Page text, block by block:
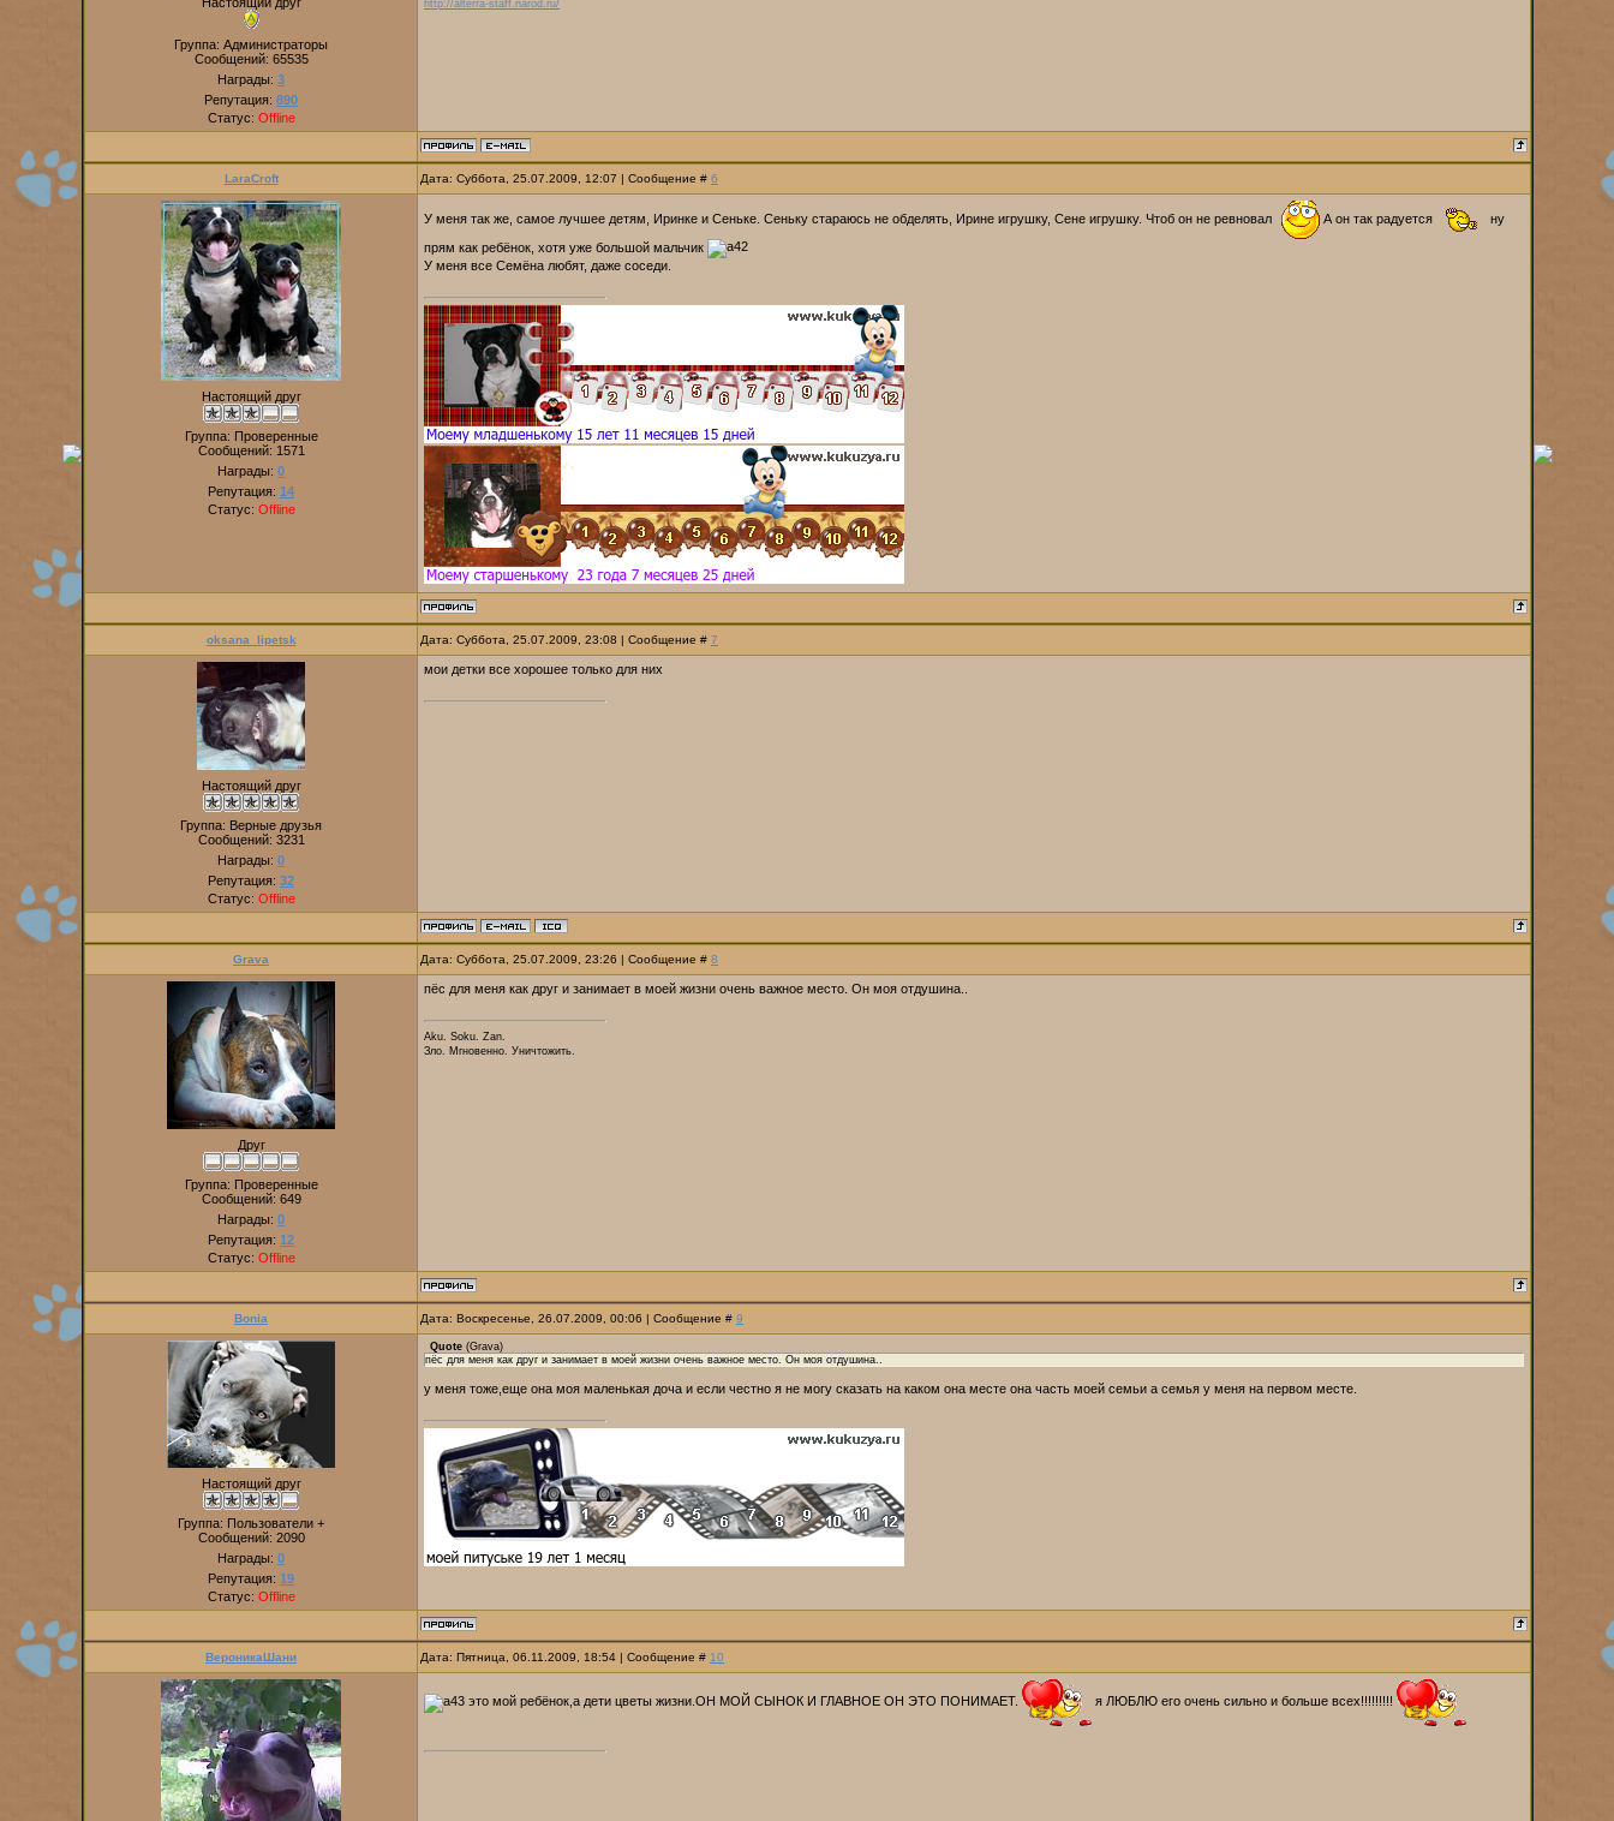
Группа: Администраторы
Сообщений: 65535
Награды: 3
Репутация: 890
Статус: Offline
http://alterra-staff.narod.ru/
LaraCroft Дата: Суббота, 25.07.2009, 12:07 | Сообщение # 6
Настоящий друг
Группа: Проверенные
Сообщений: 1571
Награды: 0
Репутация: 14
Статус: Offline
У меня так же, самое лучшее детям, Иринке и Сеньке. Сеньку стараюсь не обделять, Ирине игрушку, Сене игрушку. Чтоб он не ревновал А он так радуется
ну
прям как ребёнок, хотя уже большой мальчик
У меня все Семёна любят, даже соседи.
oksana_lipetsk Дата: Суббота, 25.07.2009, 23:08 | Сообщение # 7
Настоящий друг
Группа: Верные друзья
Сообщений: 3231
Награды: 0
Репутация: 32
Статус: Offline
мои детки все хорошее только для них
Grava Дата: Суббота, 25.07.2009, 23:26 | Сообщение # 8
Друг
Группа: Проверенные
Сообщений: 649
Награды: 0
Репутация: 12
Статус: Offline
пёс для меня как друг и занимает в моей жизни очень важное место. Он моя отдушина..
Aku. Soku. Zan.
Зло. Мгновенно. Уничтожить.
Bonia Дата: Воскресенье, 26.07.2009, 00:06 | Сообщение # 9
Настоящий друг
Группа: Пользователи +
Сообщений: 2090
Награды: 0
Репутация: 19
Статус: Offline
Quote (Grava)
пёс для меня как друг и занимает в моей жизни очень важное место. Он моя отдушина..
у меня тоже,еще она моя маленькая доча и если честно я не могу сказать на каком она месте она часть моей семьи а семья у меня на первом месте.
ВероникаШани Дата: Пятница, 06.11.2009, 18:54 | Сообщение # 10
это мой ребёнок,а дети цветы жизни.ОН МОЙ СЫНОК И ГЛАВНОЕ ОН ЭТО ПОНИМАЕТ. я ЛЮБЛЮ его очень сильно и больше всех!!!!!!!!!